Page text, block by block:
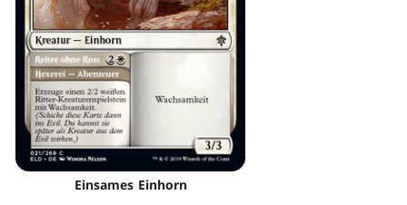
Einsames Einhorn